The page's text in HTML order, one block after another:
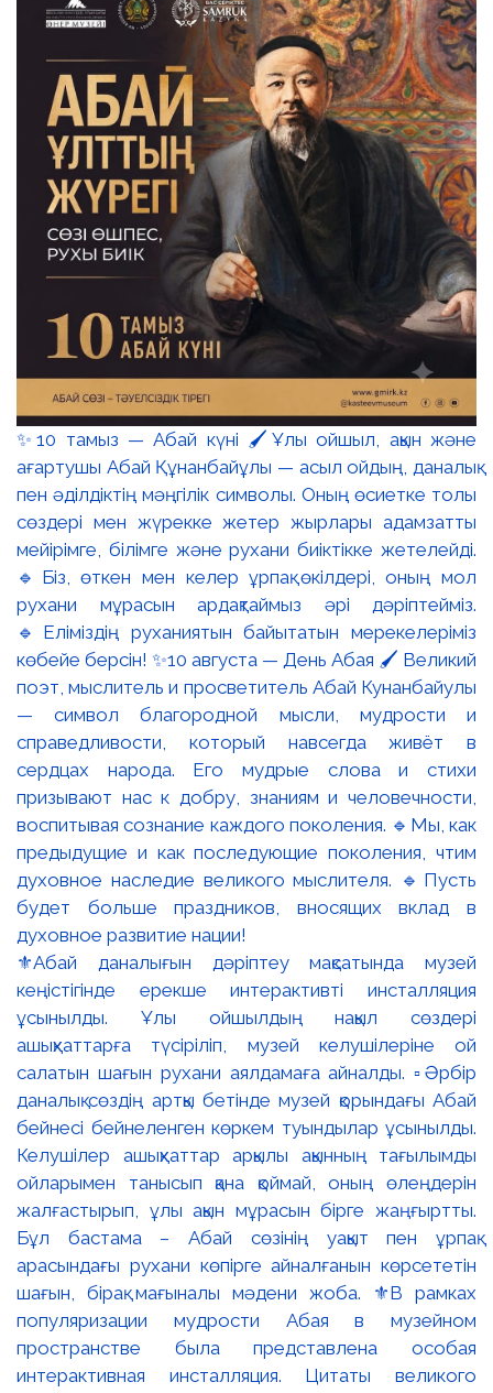
⚜️Ұлы ақын, ойшыл әрі ағартушы Абай
Құнанбайұлының құрметіне арналған Абай күні құтты
болсын! 🖊️Абай Құнанбайұлының әдеби және
рухани мұрасы – қазақ халқының баға жетпес қазынасы.
Оның өлеңдері мен қара сөздері білімге ұмтылуға,
адалдыққа, еңбекқорлыққа және адамгершілікке үндейді.
▫️Тоқболат Тоғысбаевтың «Абай. Ойшыл» (1971)
картинасы ұлы тұлғаның терең ойы мен парасатты
болмысын әсерлі бейнелейді. Суретші Абайдың
рухани әлемін көркем тіл арқылы ашып, оның
даналығы мен кемелдігін көрерменге жеткізеді.
Абайдың мәңгілік мұрасы ұлт руханиятын байытып,
жас ұрпақты білімге, мәдениетке және ұлттық
құндылықтарды қастерлеуге жетелей берсін.
⚜️Поздравляем с Днём Абая — праздником
великого поэта, мыслителя и просветителя
казахского народа! 🖊️Наследие Абая Кунанбаева
стало символом духовного богатства Казахстана.
Его поэзия и «Слова назидания» учат стремлению к
знаниям, честности, трудолюбию и любви к своей
Родине. ▫️Картина Токболата Тогусбаева «Абай.
Мыслитель» (1971) передаёт глубокий внутренний
мир поэта. Образ Абая наполнен мудростью,
размышлением и силой духа, а выразительная
живописная манера художника раскрывает величие
его личности. Пусть великое наследие Абая и
впредь обогащает духовный мир народа,
вдохновляя молодое поколение на стремление к
знаниям, культуре и бережному отношению к
национальным ценностям.